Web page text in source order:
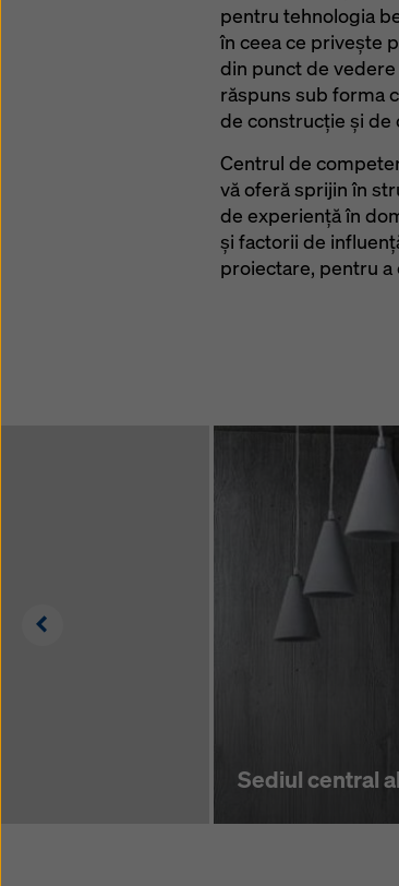
pentru tehnologia
în ceea ce priveşte
din punct de
răspuns sub forma
de construcţie şi de
Centrul de
vă oferă sprijin în
de experienţă în
şi factorii de
proiectare, pentru
Sediul central
Left